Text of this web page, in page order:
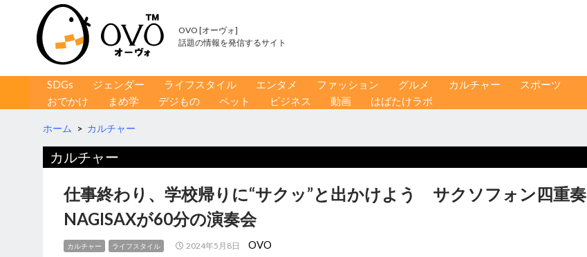
OVO [オーヴォ]
話題の情報を発信するサイト
コンテンツへ移動
SDGs ジェンダー ライフスタイル エンタメ ファッション グルメ カルチャー
スポーツ
おでかけ
まめ学 デジもの ペット ビジネス 動画 はばたけラボ
ホーム > カルチャー
カルチャー
仕事終わり、学校帰りに“サクッ”と出かけよう サクソフォン四重奏
NAGISAXが60分の演奏会
カルチャー ライフスタイル 2024年5月8日 OVO